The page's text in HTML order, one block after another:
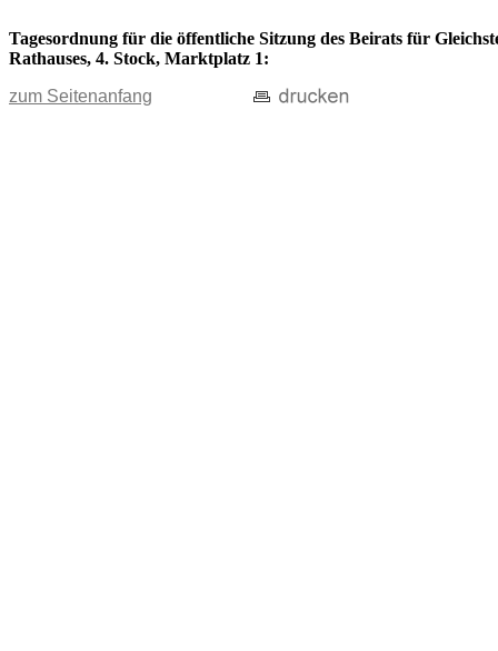
Tagesordnung für die öffentliche Sitzung des Beirats für
Rathauses, 4. Stock, Marktplatz 1:
zum Seitenanfang